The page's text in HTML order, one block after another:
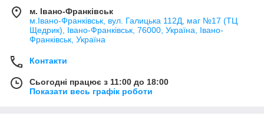
м. Івано-Франківськ
м.Івано-Франківськ, вул. Галицька 112Д, маг №17 (ТЦ
Щедрик), Івано-Франківськ, 76000, Україна, Івано-
Франківськ, Україна
Контакти
Сьогодні працює з 11:00 до 18:00
Показати весь графік роботи